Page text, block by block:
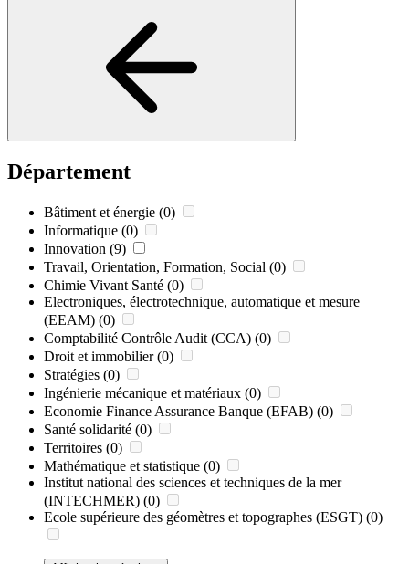
Département
Bâtiment et énergie (0)
Informatique (0)
Innovation (9)
Travail, Orientation, Formation, Social (0)
Chimie Vivant Santé (0)
Electroniques, électrotechnique, automatique et mesure
(EEAM) (0)
Comptabilité Contrôle Audit (CCA) (0)
Droit et immobilier (0)
Stratégies (0)
Ingénierie mécanique et matériaux (0)
Economie Finance Assurance Banque (EFAB) (0)
Santé solidarité (0)
Territoires (0)
Mathématique et statistique (0)
Institut national des sciences et techniques de la mer
(INTECHMER) (0)
Ecole supérieure des géomètres et topographes (ESGT) (0)